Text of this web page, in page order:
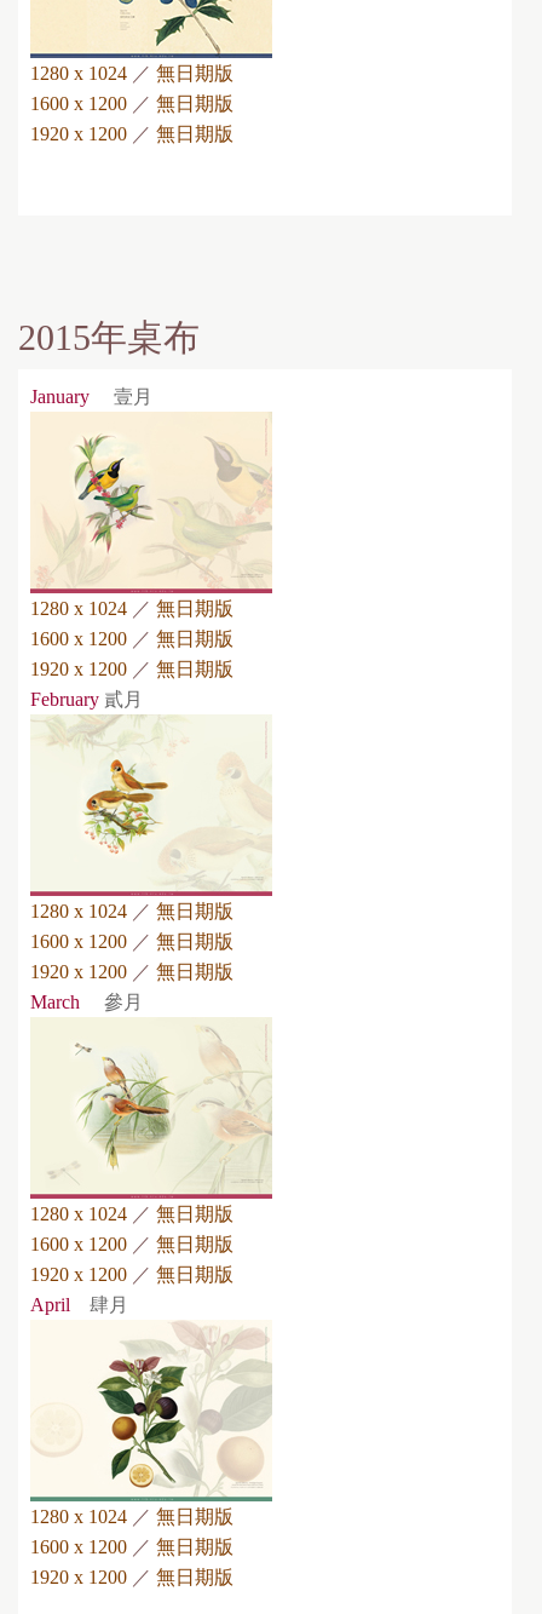
1280 x 1024 ／ 無日期版
1600 x 1200 ／ 無日期版
1920 x 1200 ／ 無日期版
2015年桌布
January 壹月
1280 x 1024 ／ 無日期版
1600 x 1200 ／ 無日期版
1920 x 1200 ／ 無日期版
February 貳月
1280 x 1024 ／ 無日期版
1600 x 1200 ／ 無日期版
1920 x 1200 ／ 無日期版
March
參月
1280 x 1024 ／ 無日期版
1600 x 1200 ／ 無日期版
1920 x 1200 ／ 無日期版
April 肆月
1280 x 1024 ／ 無日期版
1600 x 1200 ／ 無日期版
1920 x 1200 ／ 無日期版